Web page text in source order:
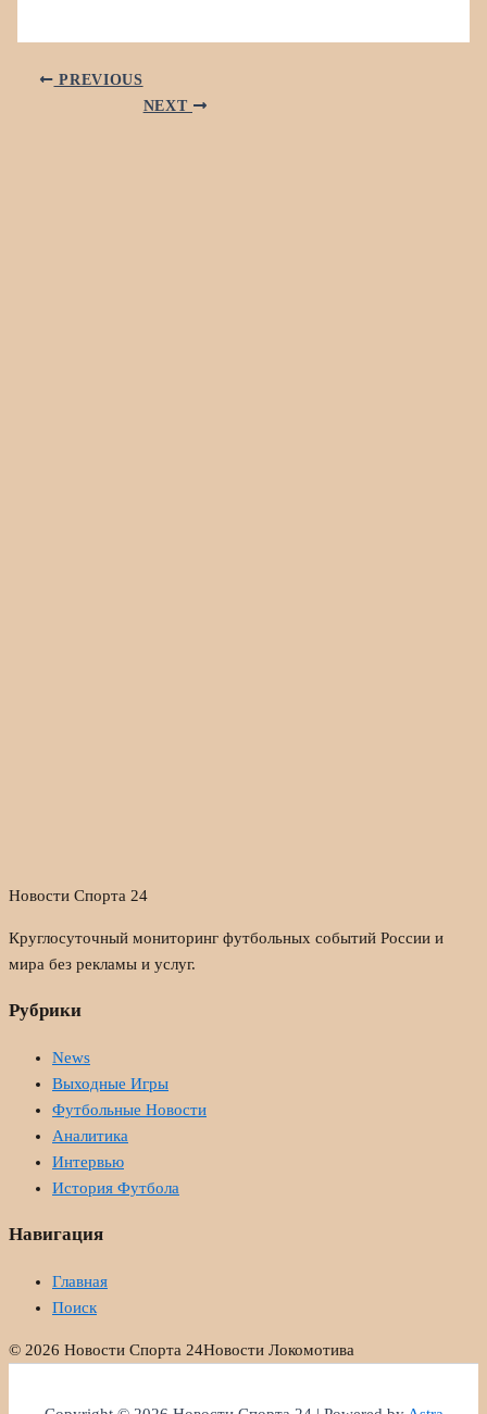
PREVIOUS
NEXT
Новости Спорта 24
Круглосуточный мониторинг футбольных событий России и
мира без рекламы и услуг.
Рубрики
News
Выходные Игры
Футбольные Новости
Аналитика
Интервью
История Футбола
Навигация
Главная
Поиск
© 2026 Новости Спорта 24Новости Локомотива